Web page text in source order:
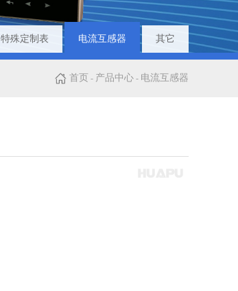
特殊定制表 电流互感器 其它
首页 - 产品中心 - 电流互感器